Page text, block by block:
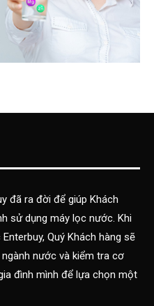
đã ra đời để giúp Khách
sử dụng máy lọc nước. Khi
Quý Khách hàng sẽ
nước và kiểm tra cơ
đình mình để lựa chọn một